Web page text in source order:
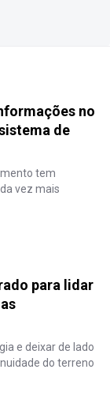
no
de
tem
vez mais
para lidar
e deixar de lado
do terreno